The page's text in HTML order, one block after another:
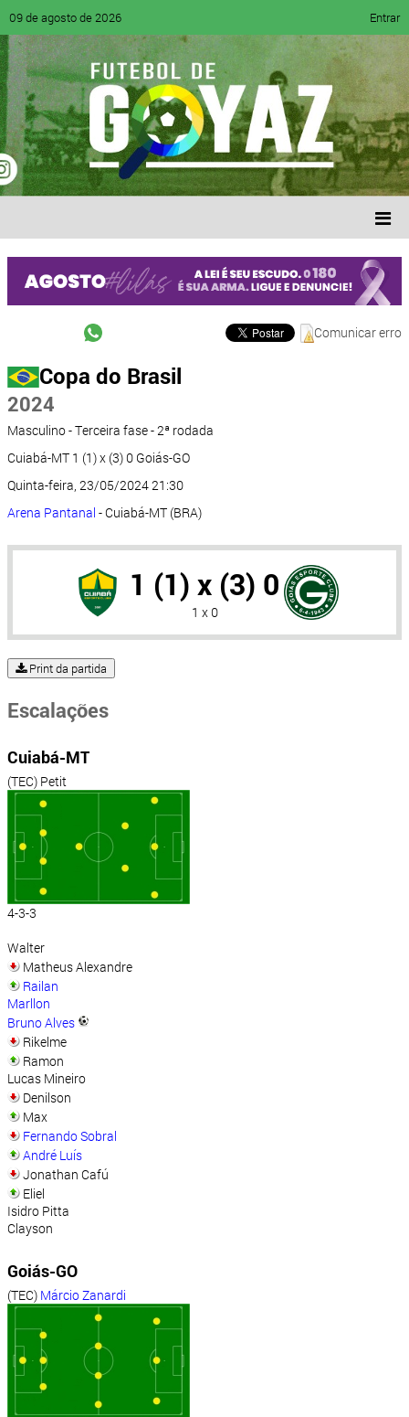
09 de agosto de 2026 Entrar
Comunicar erro
Copa do Brasil
2024
Masculino - Terceira fase - 2ª rodada
Cuiabá-MT 1 (1) x (3) 0 Goiás-GO
Quinta-feira, 23/05/2024 21:30
Arena Pantanal - Cuiabá-MT (BRA)
1 (1) x (3) 0
1 x 0
Print da partida
Escalações
Cuiabá-MT
(TEC) Petit
4-3-3
Walter
Matheus Alexandre
Railan
Marllon
Bruno Alves
Rikelme
Ramon
Lucas Mineiro
Denilson
Max
Fernando Sobral
André Luís
Jonathan Cafú
Eliel
Isidro Pitta
Clayson
Goiás-GO
(TEC) Márcio Zanardi